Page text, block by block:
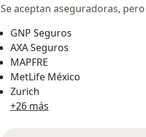
Se aceptan aseguradoras,
GNP Seguros
AXA Seguros
MAPFRE
MetLife México
Zurich
+26 más